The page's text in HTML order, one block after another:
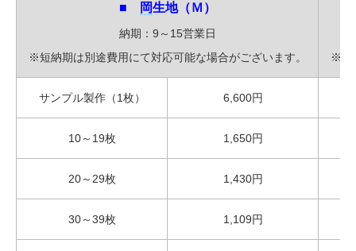
■ 岡生地（Ｍ）
納期：9～15営業日
※短納期は別途費用にて対応可能な場合がございます。
※短
サンプル製作（1枚） 6,600円
10～19枚 1,650円
20～29枚 1,430円
30～39枚 1,109円